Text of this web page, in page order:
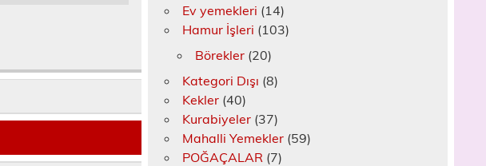
Ev yemekleri (14)
Hamur İşleri (103)
Börekler (20)
Kategori Dışı (8)
Kekler (40)
Kurabiyeler (37)
Mahalli Yemekler (59)
POĞAÇALAR (7)